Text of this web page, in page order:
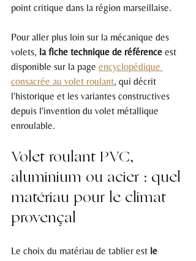
point critique dans la région marseillaise.
Pour aller plus loin sur la mécanique des
volets, la fiche technique de référence est
disponible sur la page encyclopédique
consacrée au volet roulant, qui décrit
l'historique et les variantes constructives
depuis l'invention du volet métallique
enroulable.
Volet roulant PVC,
aluminium ou acier : quel
matériau pour le climat
provençal
Le choix du matériau de tablier est le